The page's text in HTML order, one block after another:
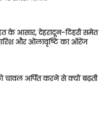
के आसार, देहरादून-टिहरी समेत
और ओलावृष्टि का ऑरेंज
चावल अर्पित करने से क्यों बढ़ती